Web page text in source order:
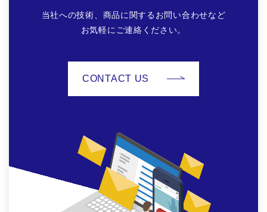
当社への技術、商品に関するお問い合わせなど
お気軽にご連絡ください。
CONTACT US